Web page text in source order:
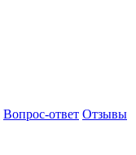
Вопрос-ответ Отзывы